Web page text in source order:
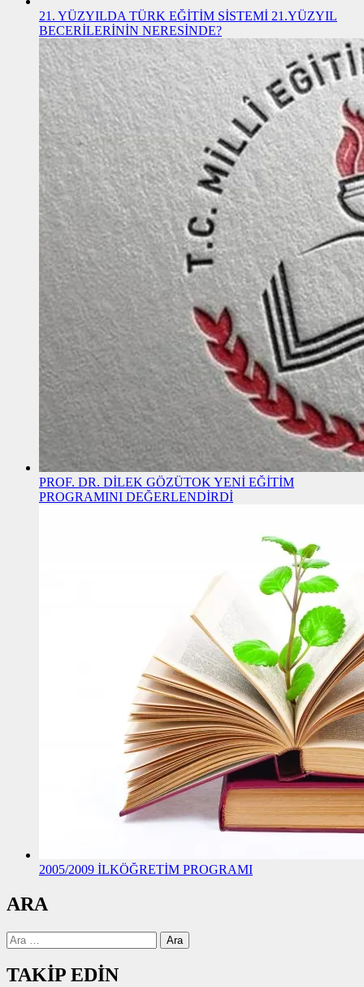
21. YÜZYILDA TÜRK EĞİTİM SİSTEMİ 21.YÜZYIL
BECERİLERİNİN NERESİNDE?
PROF. DR. DİLEK GÖZÜTOK YENİ EĞİTİM
PROGRAMINI DEĞERLENDİRDİ
2005/2009 İLKÖĞRETİM PROGRAMI
ARA
Arama:
TAKİP EDİN